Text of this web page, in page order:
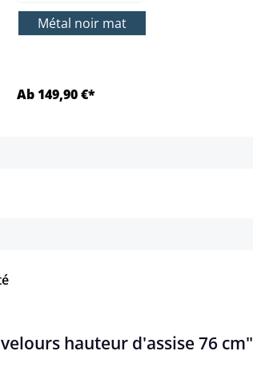
Métal noir mat
Ab 149,90 €*
hauteur d'assise 76 cm"